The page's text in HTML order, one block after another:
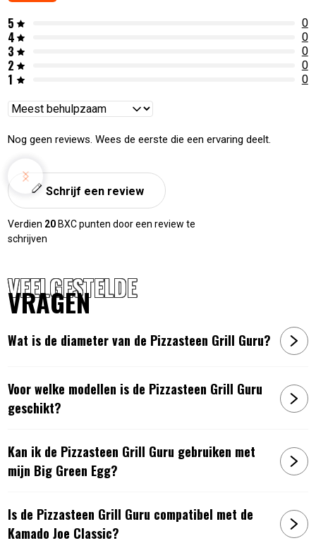
5 0
4 0
3 0
2 0
1 0
Reviews
Nog geen reviews. Wees de eerste die een ervaring deelt.
Schrijf een review
Verdien 20 BXC punten door een review te
schrijven
VEELGESTELDE
VRAGEN
Wat is de diameter van de Pizzasteen Grill Guru?
Voor welke modellen is de Pizzasteen Grill Guru
geschikt?
Kan ik de Pizzasteen Grill Guru gebruiken met
mijn Big Green Egg?
Is de Pizzasteen Grill Guru compatibel met de
Kamado Joe Classic?